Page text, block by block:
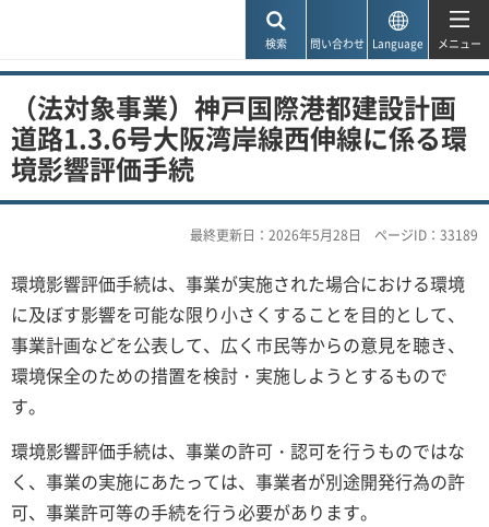
検索 問い合わせ Language メニュー
（法対象事業）神戸国際港都建設計画
道路1.3.6号大阪湾岸線西伸線に係る環
境影響評価手続
最終更新日：2026年5月28日 ページID：33189
環境影響評価手続は、事業が実施された場合における環境
に及ぼす影響を可能な限り小さくすることを目的として、
事業計画などを公表して、広く市民等からの意見を聴き、
環境保全のための措置を検討・実施しようとするもので
す。
環境影響評価手続は、事業の許可・認可を行うものではな
く、事業の実施にあたっては、事業者が別途開発行為の許
可、事業許可等の手続を行う必要があります。